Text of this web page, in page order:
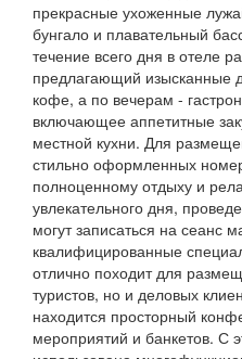
прекрасные ухоженные
бунгало и плавательный
течение всего дня в отеле
предлагающий изысканные
кофе, а по вечерам -
включающее аппетитные
местной кухни. Для
стильно оформленных
полноценному отдыху и
увлекательного дня,
могут записаться на сеанс
квалифицированные
отлично походит для
туристов, но и деловых
находится просторный
мероприятий и банкетов. С